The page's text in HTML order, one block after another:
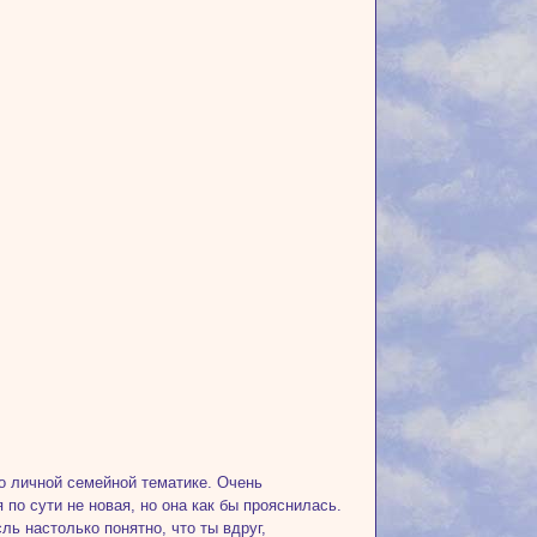
личной семейной тематике. Очень
сути не новая, но она как бы прояснилась.
настолько понятно, что ты вдруг,